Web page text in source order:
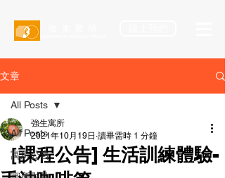
文章
All Posts
寓所公告
All Posts
［課程公告] 生活訓練體驗-
強生寓所
2021年10月19日 讀畢需時 1 分鐘